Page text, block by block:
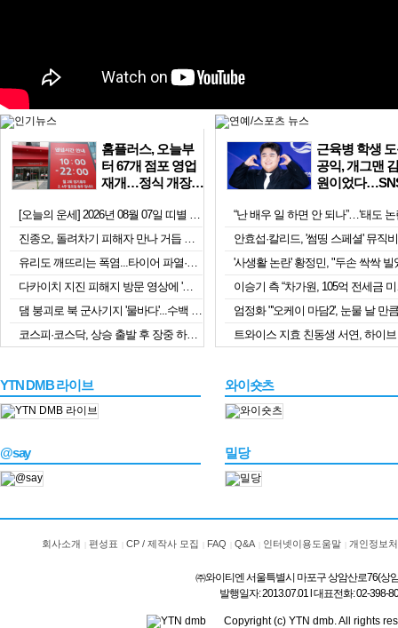
홈플러스, 오늘부
터 67개 점포 영업
재개…정식 개장
[오늘의 운세] 2026년 08월 07일 띠별 운세
진종오, 돌려차기 피해자 만나 거듭 사과…피해자 "징계 원치 않아"
유리도 깨뜨리는 폭염...타이어 파열·폭발도 주의 [앵커리포트]
다카이치 지진 피해지 방문 영상에 '경악'...日배우도 "미친 짓" 직격
댐 붕괴로 북 군사기지 '물바다'...수백 채 파괴에도 당국은 '침묵'
코스피·코스닥, 상승 출발 후 장중 하락 전환
근육병 학생
공익, 개그맨
원이었다
이
YTN DMB 라이브 와이숏츠
@say 밀당
회사소개 편성표 CP / 제작사 모집 FAQ Q&A 인터넷이용도움말 개인정보
㈜와이티엔 서울특별시 마포구 상암산로76(상
발행일자: 2013.07.01 l 대표전화: 02-398-
Copyright (c) YTN dmb. All rights